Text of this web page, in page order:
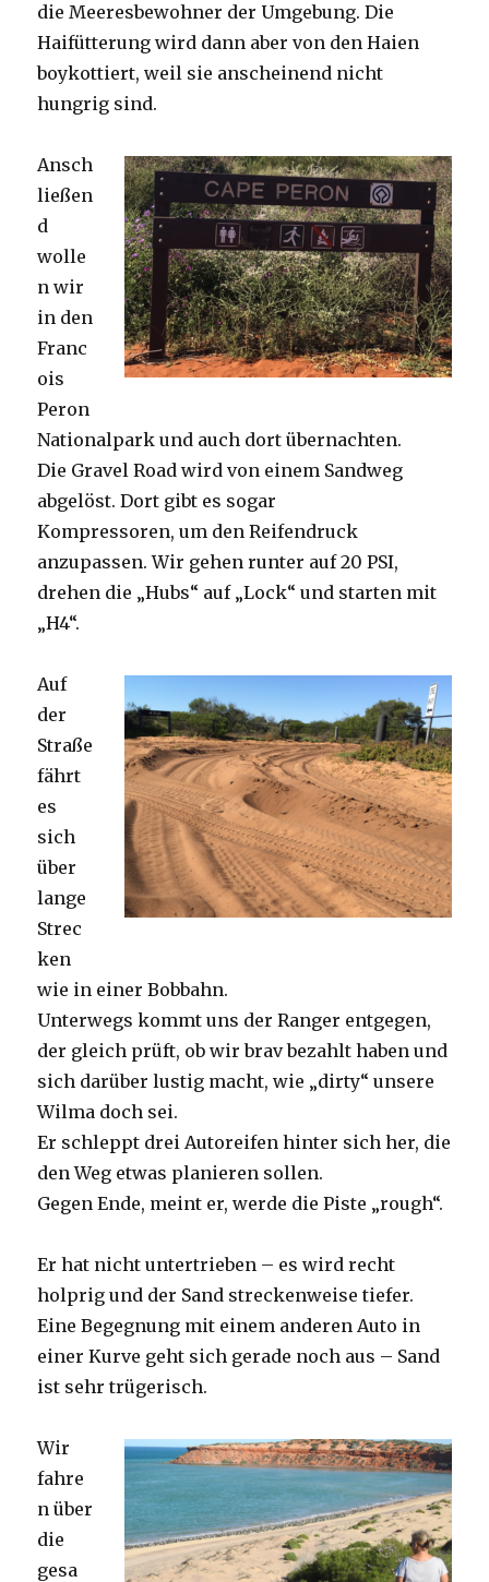
die Meeresbewohner der Umgebung. Die
Haifütterung wird dann aber von den Haien
boykottiert, weil sie anscheinend nicht
hungrig sind.
Ansch
ließen
d
wolle
n wir
in den
Franc
ois
Peron
Nationalpark und auch dort übernachten.
Die Gravel Road wird von einem Sandweg
abgelöst. Dort gibt es sogar
Kompressoren, um den Reifendruck
anzupassen. Wir gehen runter auf 20 PSI,
drehen die „Hubs“ auf „Lock“ und starten mit
„H4“.
Auf
der
Straße
fährt
es
sich
über
lange
Strec
ken
wie in einer Bobbahn.
Unterwegs kommt uns der Ranger entgegen,
der gleich prüft, ob wir brav bezahlt haben und
sich darüber lustig macht, wie „dirty“ unsere
Wilma doch sei.
Er schleppt drei Autoreifen hinter sich her, die
den Weg etwas planieren sollen.
Gegen Ende, meint er, werde die Piste „rough“.
Er hat nicht untertrieben – es wird recht
holprig und der Sand streckenweise tiefer.
Eine Begegnung mit einem anderen Auto in
einer Kurve geht sich gerade noch aus – Sand
ist sehr trügerisch.
Wir
fahre
n über
die
gesa